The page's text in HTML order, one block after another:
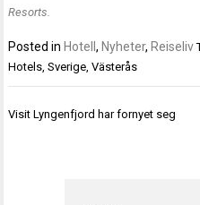
Resorts.
Posted in Hotell, Nyheter, Reiseliv
Hotels,Sverige,Västerås
Innleggsnavigasjon
Visit Lyngenfjord har fornyet seg